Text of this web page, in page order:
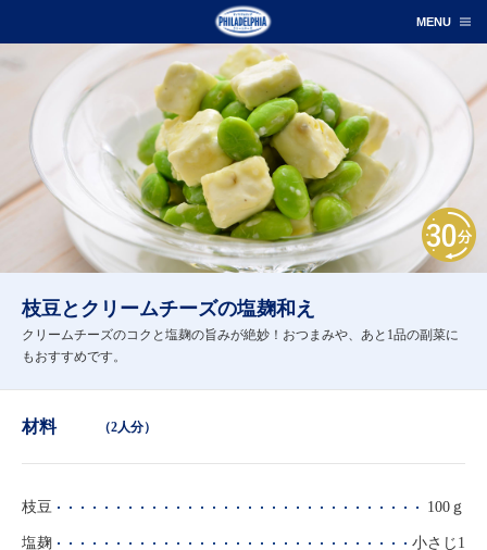
枝豆とクリームチーズの塩麹和え
クリームチーズのコクと塩麹の旨みが絶妙！おつまみや、あと1品の副菜に
もおすすめです。
材料 （2人分）
枝豆 100ｇ
塩麹 小さじ1